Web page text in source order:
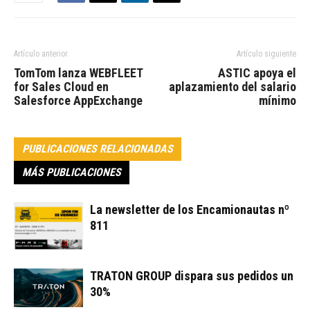
Artículo anterior
TomTom lanza WEBFLEET
for Sales Cloud en
Salesforce AppExchange
Artículo siguiente
ASTIC apoya el
aplazamiento del salario
mínimo
PUBLICACIONES RELACIONADAS
MÁS PUBLICACIONES
La newsletter de los Encamionautas nº
811
TRATON GROUP dispara sus pedidos un
30%